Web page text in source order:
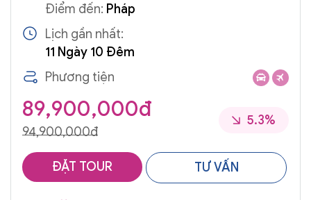
Điểm đến: Pháp
Lịch gần nhất:
11 Ngày 10 Đêm
Phương tiện
89,900,000đ
94,900,000đ
5.3%
ĐẶT TOUR TƯ VẤN